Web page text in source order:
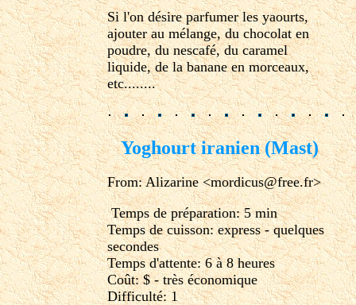
Si l'on désire parfumer les yaourts,
ajouter au mélange, du chocolat en
poudre, du nescafé, du caramel
liquide, de la banane en morceaux,
etc........
Yoghourt iranien (Mast)
From: Alizarine <mordicus@free.fr>
Temps de préparation: 5 min
Temps de cuisson: express - quelques
secondes
Temps d'attente: 6 à 8 heures
Coût: $ - très économique
Difficulté: 1